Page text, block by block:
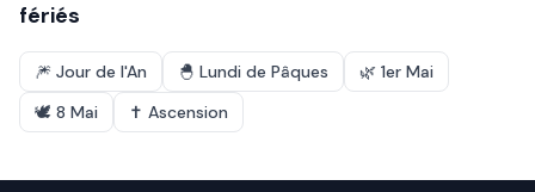
fériés
🎆 Jour de l'An 🐣 Lundi de Pâques 🌿 1er Mai
🕊️ 8 Mai ✝️ Ascension